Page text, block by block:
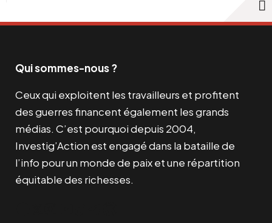
Qui sommes-nous ?
Ceux qui exploitent les travailleurs et profitent
des guerres financent également les grands
médias. C’est pourquoi depuis 2004,
Investig’Action est engagé dans la bataille de
l’info pour un monde de paix et une répartition
équitable des richesses.